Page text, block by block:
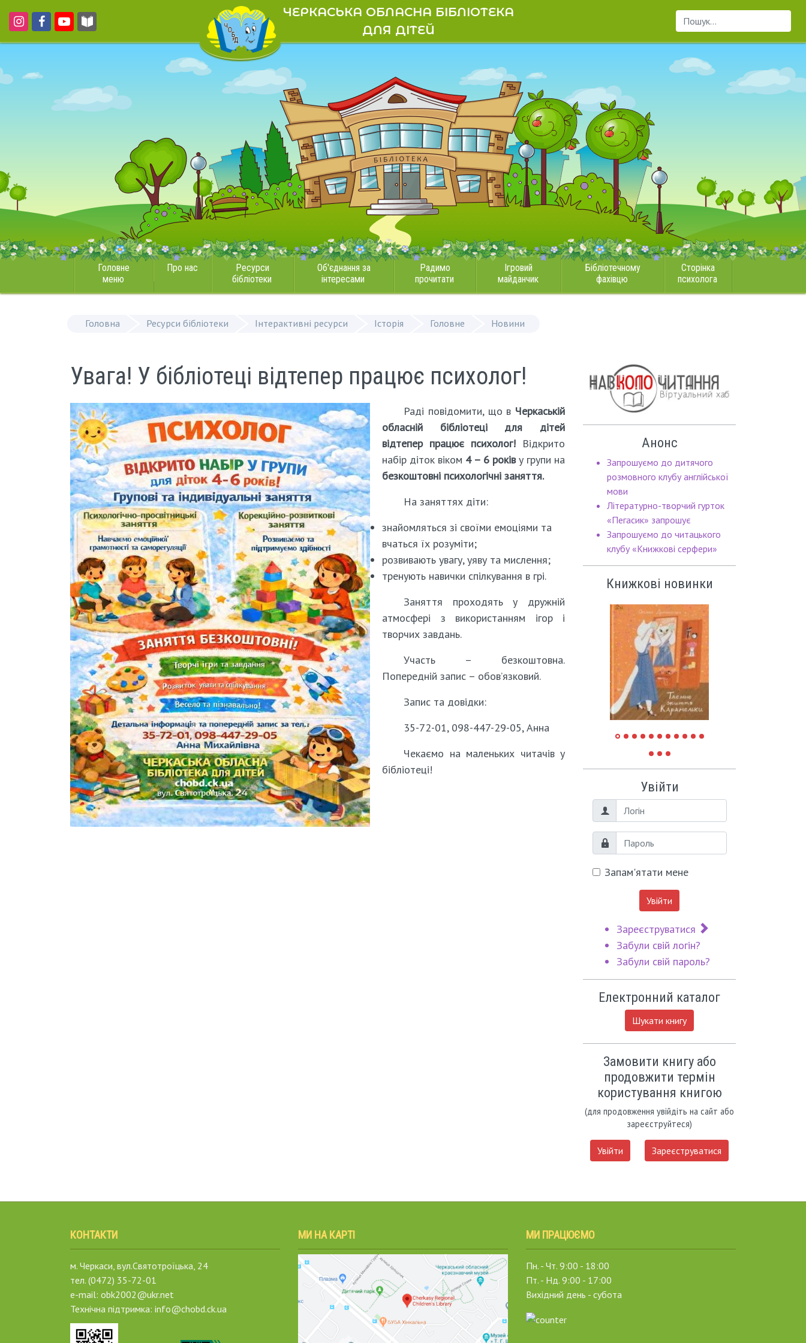
ЧЕРКАСЬКА ОБЛАСНА БІБЛІОТЕКА
ДЛЯ ДІТЕЙ
Пошук...
Головне
меню
Про нас
Ресурси
бібліотеки
Об'єднання за
інтересами
Радимо
прочитати
Ігровий
майданчик
Бібліотечному
фахівцю
Сторінка
психолога
Головна Ресурси бібліотеки Інтерактивні ресурси Історія Головне Новини
Увага! У бібліотеці відтепер працює психолог!
Раді повідомити, що в Черкаській
обласній бібліотеці для дітей
відтепер працює психолог! Відкрито
набір діток віком 4 – 6 роківу групи на
безкоштовні психологічні заняття.
На заняттях діти:
знайомляться зі своїми емоціями та
вчаться їх розуміти;
розвивають увагу, уяву та мислення;
тренують навички спілкування в грі.
Заняття проходять у дружній
атмосфері з використанням ігор і
творчих завдань.
Участь – безкоштовна.
Попередній запис – обов’язковий.
Запис та довідки:
35-72-01, 098-447-29-05, Анна
Чекаємо на маленьких читачів у
бібліотеці!
Анонс
Запрошуємо до дитячого
розмовного клубу англійської
мови
Літературно-творчий гурток
«Пегасик» запрошує
Запрошуємо до читацького
клубу «Книжкові серфери»
Книжкові новинки
Увійти
Логін
Пароль
Запам'ятати мене
Увійти
Зареєструватися
Забули свій логін?
Забули свій пароль?
Електронний каталог
Шукати книгу
Замовити книгу або
продовжити термін
користування книгою
(для продовження увійдіть на сайт або
зареєструйтеся)
Увійти Зареєструватися
КОНТАКТИ
м. Черкаси, вул.Святотроїцька, 24
тел. (0472) 35-72-01
e-mail: obk2002@ukr.net
Технічна підтримка: info@chobd.ck.ua
МИ НА КАРТІ МИ ПРАЦЮЄМО
Пн. - Чт. 9:00 - 18:00
Пт. - Нд. 9:00 - 17:00
Вихідний день - субота